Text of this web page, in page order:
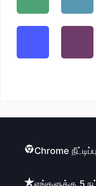
Chrome நீட்டிப்பு
எங்களுக்கு 5